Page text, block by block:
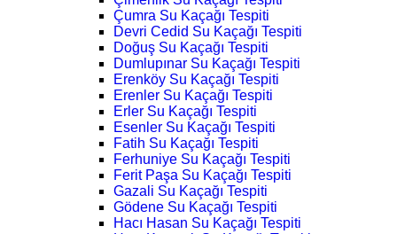
Çumra Su Kaçağı Tespiti
Devri Cedid Su Kaçağı Tespiti
Doğuş Su Kaçağı Tespiti
Dumlupınar Su Kaçağı Tespiti
Erenköy Su Kaçağı Tespiti
Erenler Su Kaçağı Tespiti
Erler Su Kaçağı Tespiti
Esenler Su Kaçağı Tespiti
Fatih Su Kaçağı Tespiti
Ferhuniye Su Kaçağı Tespiti
Ferit Paşa Su Kaçağı Tespiti
Gazali Su Kaçağı Tespiti
Gödene Su Kaçağı Tespiti
Hacı Hasan Su Kaçağı Tespiti